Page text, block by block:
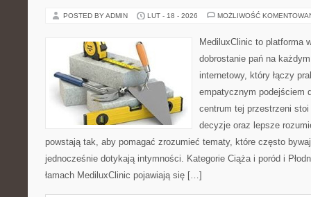
POSTED BY ADMIN LUT - 18 - 2026 MOŻLIWOŚĆ
MediluxClinic to platforma
dobrostanie pań na
internetowy, który łączy
empatycznym podejściem
centrum tej przestrzeni
decyzje oraz lepsze
powstają tak, aby pomagać zrozumieć tematy, które często
jednocześnie dotykają intymności. Kategorie Ciąża i poród i
łamach MediluxClinic pojawiają się […]